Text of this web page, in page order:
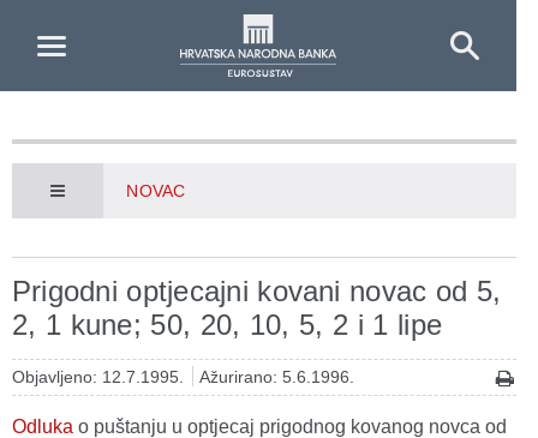
NOVAC
Prigodni optjecajni kovani novac od 5,
2, 1 kune; 50, 20, 10, 5, 2 i 1 lipe
Objavljeno: 12.7.1995. Ažurirano: 5.6.1996.
Odluka o puštanju u optjecaj prigodnog kovanog novca od